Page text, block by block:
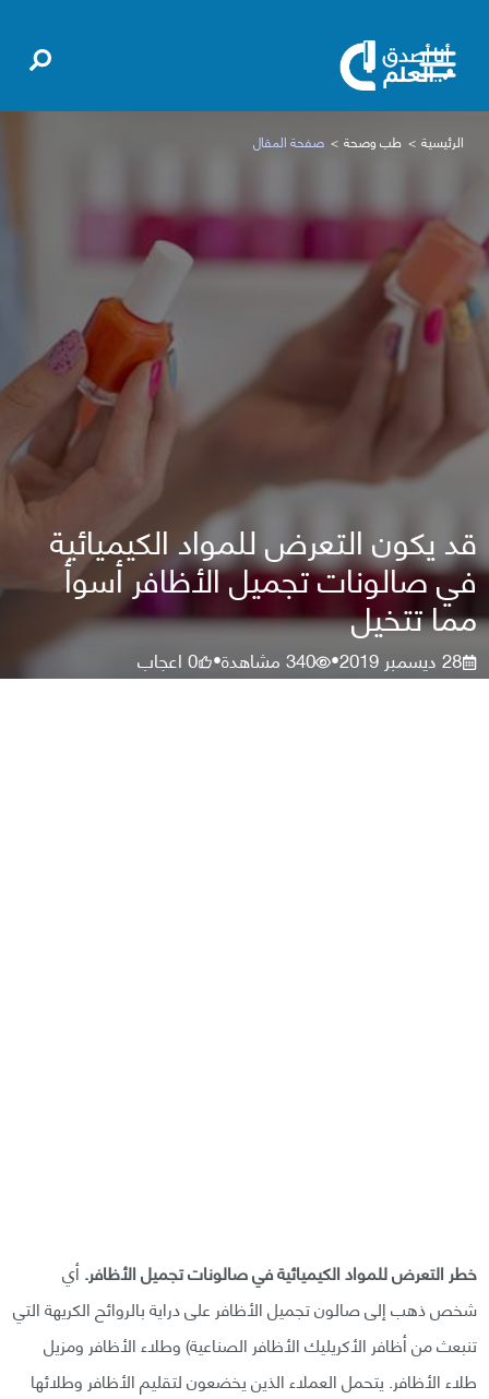
الرئيسية طب وصحة صفحة المقال
قد يكون التعرض للمواد الكيميائية
في صالونات تجميل الأظافر أسوأ
مما تتخيل
28 ديسمبر 2019 •
340مشاهدة•
0اعجاب
خطر التعرض للمواد الكيميائية في صالونات تجميل الأظافر.أي
شخص ذهب إلى صالون تجميل الأظافر على دراية بالروائح الكريهة التي
تنبعث من أظافر الأكريليك الأظافر الصناعية) وطلاء الأظافر ومزيل
طلاء الأظافر. يتحمل العملاء الذين يخضعون لتقليم الأظافر وطلائها